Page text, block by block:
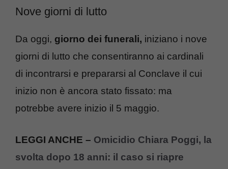
Nove giorni di lutto
Da oggi, giorno dei funerali, iniziano i nove
giorni di lutto che consentiranno ai cardinali
di incontrarsi e prepararsi al Conclave il cui
inizio non è ancora stato fissato: ma
potrebbe avere inizio il 5 maggio.
LEGGI ANCHE – Omicidio Chiara Poggi, la
svolta dopo 18 anni: il caso si riapre